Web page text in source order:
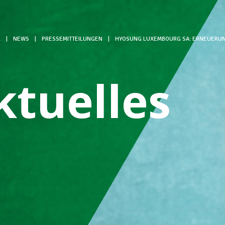
NEWS PRESSEMITTEILUNGEN HYOSUNG LUXEMBOURG SA: